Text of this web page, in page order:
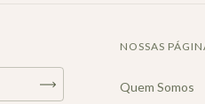
NOSSAS
Quem Somos